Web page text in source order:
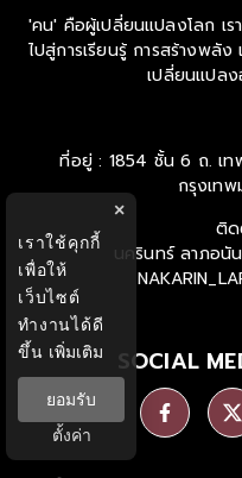
'คน' คือผู้เปลี่ยนแปลงโลก เร
ไปสู่การเรียนรู้ การสร้างพลั
ที่อยู่ : 1854 ชั้น 6 ถ. เท
กรุงเท
ติด
นครินทร์ ลาภอนั
SOCIAL
×
เราใช้คุกกี้
เพื่อให้
เว็บไซต์
ทำงานได้ดี
ขึ้น เพิ่มเติม
ยอมรับ
ตั้งค่า